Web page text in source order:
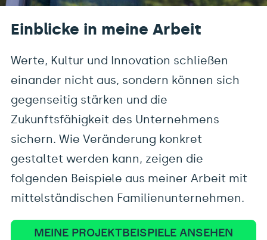
Einblicke in meine Arbeit
Werte, Kultur und Innovation schließen
einander nicht aus, sondern können sich
gegenseitig stärken und die
Zukunftsfähigkeit des Unternehmens
sichern. Wie Veränderung konkret
gestaltet werden kann, zeigen die
folgenden Beispiele aus meiner Arbeit mit
mittelständischen Familienunternehmen.
MEINE PROJEKTBEISPIELE ANSEHEN